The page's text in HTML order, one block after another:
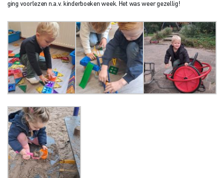
ging voorlezen n.a.v. kinderboeken week. Het was weer gezellig!